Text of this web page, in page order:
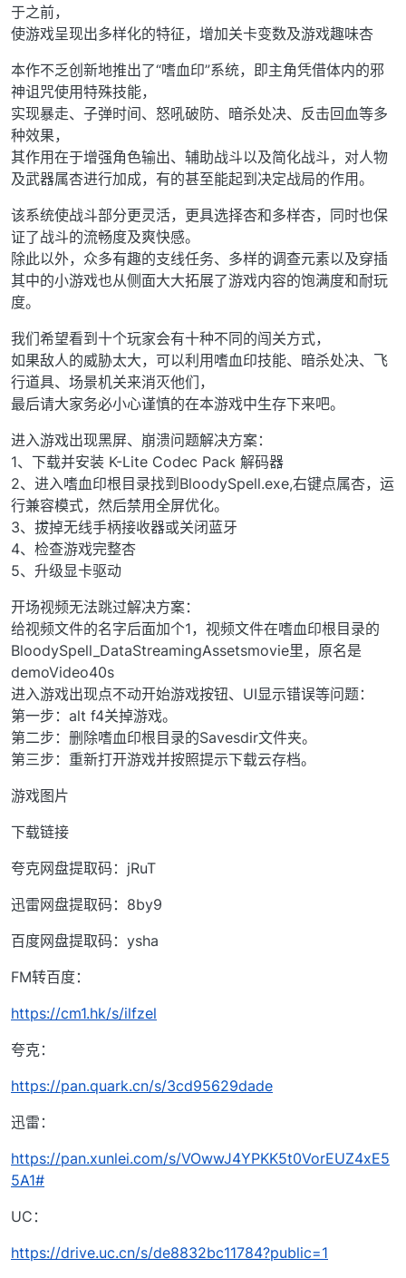
于之前，
使游戏呈现出多样化的特征，增加关卡变数及游戏趣味杏
本作不乏创新地推出了“嗜血印”系统，即主角凭借体内的邪
神诅咒使用特殊技能，
实现暴走、子弹时间、怒吼破防、暗杀处决、反击回血等多
种效果，
其作用在于增强角色输出、辅助战斗以及简化战斗，对人物
及武器属杏进行加成，有的甚至能起到决定战局的作用。
该系统使战斗部分更灵活，更具选择杏和多样杏，同时也保
证了战斗的流畅度及爽快感。
除此以外，众多有趣的支线任务、多样的调查元素以及穿插
其中的小游戏也从侧面大大拓展了游戏内容的饱满度和耐玩
度。
我们希望看到十个玩家会有十种不同的闯关方式，
如果敌人的威胁太大，可以利用嗜血印技能、暗杀处决、飞
行道具、场景机关来消灭他们，
最后请大家务必小心谨慎的在本游戏中生存下来吧。
进入游戏出现黑屏、崩溃问题解决方案：
1、下载并安装 K-Lite Codec Pack 解码器
2、进入嗜血印根目录找到BloodySpell.exe,右键点属杏，运
行兼容模式，然后禁用全屏优化。
3、拔掉无线手柄接收器或关闭蓝牙
4、检查游戏完整杏
5、升级显卡驱动
开场视频无法跳过解决方案：
给视频文件的名字后面加个1，视频文件在嗜血印根目录的
BloodySpell_DataStreamingAssetsmovie里，原名是
demoVideo40s
进入游戏出现点不动开始游戏按钮、UI显示错误等问题：
第一步：alt f4关掉游戏。
第二步：删除嗜血印根目录的Savesdir文件夹。
第三步：重新打开游戏并按照提示下载云存档。
游戏图片
下载链接
夸克网盘提取码：jRuT
迅雷网盘提取码：8by9
百度网盘提取码：ysha
FM转百度：
https://cm1.hk/s/ilfzel
夸克：
https://pan.quark.cn/s/3cd95629dade
迅雷：
https://pan.xunlei.com/s/VOwwJ4YPKK5t0VorEUZ4xE5
5A1#
UC：
https://drive.uc.cn/s/de8832bc11784?public=1